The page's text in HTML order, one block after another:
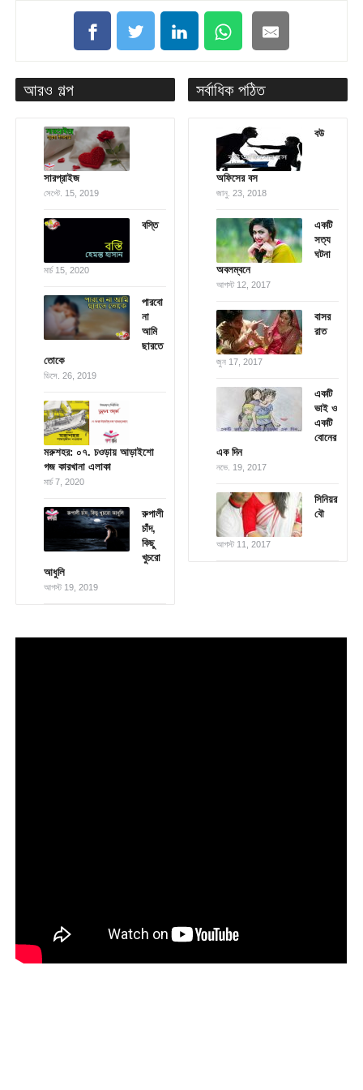
আরও গল্প
সারপ্রাইজ
সেপ্টে. 15, 2019
বস্তি
মার্চ 15, 2020
পারবো
না
আমি
ছারতে
তোকে
ডিসে. 26, 2019
মরুশহর: ০৭. চওড়ায় আড়াইশো
গজ কারখানা এলাকা
মার্চ 7, 2020
রুপালী
চাঁদ,
কিছু
খুচরো
আধুলি
আগস্ট 19, 2019
সর্বাধিক পঠিত
বউ
অফিসের বস
জানু. 23, 2018
একটি
সত্য
ঘটনা
অবলম্বনে
আগস্ট 12, 2017
বাসর
রাত
জুন 17, 2017
একটি
ভাই ও
একটি
বোনের
এক দিন
নভে. 19, 2017
সিনিয়র
বৌ
আগস্ট 11, 2017